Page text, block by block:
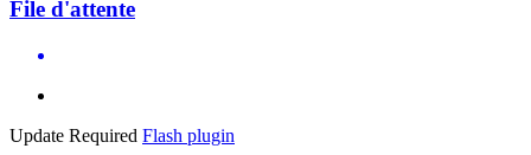
File d'attente
Update Required Flash plugin